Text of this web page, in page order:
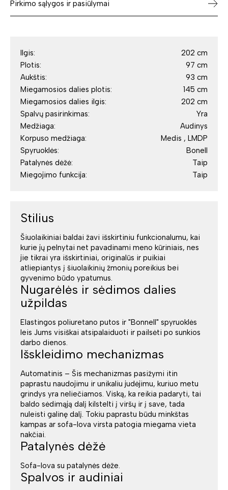
Pirkimo sąlygos ir pasiūlymai
Ilgis:
202 cm
Plotis:
97 cm
Aukštis:
93 cm
Miegamosios dalies plotis:
145 cm
Miegamosios dalies ilgis:
202 cm
Spalvų pasirinkimas:
Yra
Medžiaga:
Audinys
Korpuso medžiaga:
Medis , LMDP
Spyruoklės:
Bonell
Patalynės dėžė:
Taip
Miegojimo funkcija:
Taip
Stilius
Šiuolaikiniai baldai žavi išskirtiniu funkcionalumu, kai
kurie jų pelnytai net pavadinami meno kūriniais, nes
jie tikrai yra išskirtiniai, originalūs ir puikiai
atliepiantys į šiuolaikinių žmonių poreikius bei
gyvenimo būdo ypatumus.
Nugarėlės ir sėdimos dalies
užpildas
Elastingos poliuretano putos ir "Bonnell" spyruoklės
leis Jums visiškai atsipalaiduoti ir pailsėti po sunkios
darbo dienos.
Išskleidimo mechanizmas
Automatinis – Šis mechanizmas pasižymi itin
paprastu naudojimu ir unikaliu judėjimu, kuriuo metu
grindys yra neliečiamos. Viską, ka reikia padaryti, tai
baldo sėdimąją dalį kilstelti į viršų ir į save, tada
nuleisti galinę dalį. Tokiu paprastu būdu minkštas
kampas ar sofa-lova virsta patogia miegama vieta
nakčiai.
Patalynės dėžė
Sofa-lova su patalynės dėže.
Spalvos ir audiniai